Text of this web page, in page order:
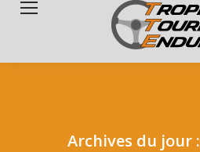
Archives du jour :